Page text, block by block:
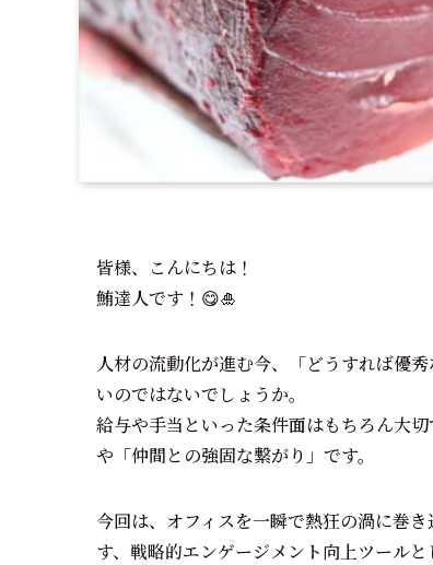
皆様、こんにちは！
鮪達人です！😋🎍
人材の流動化が進む今、「どうすれば優
いのではないでしょうか。
給与や手当といった条件面はもちろん大
や「仲間との強固な繋がり」です。
今回は、オフィスを一瞬で熱狂の渦に巻
す、戦略的エンゲージメント向上ツール